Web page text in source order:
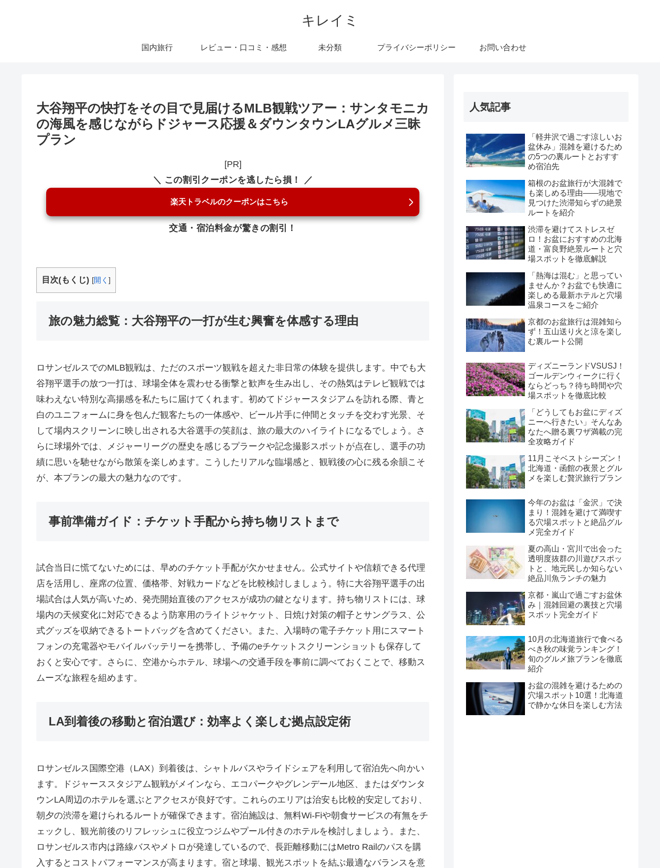
キレイミ
国内旅行 レビュー・口コミ・感想 未分類 プライバシーポリシー お問い合わせ
大谷翔平の快打をその目で見届けるMLB観戦ツアー：サンタモニカ
の海風を感じながらドジャース応援＆ダウンタウンLAグルメ三昧
プラン
[PR]
＼ この割引クーポンを逃したら損！ ／
楽天トラベルのクーポンはこちら
交通・宿泊料金が驚きの割引！
目次(もくじ) [開く ]
旅の魅力総覧：大谷翔平の一打が生む興奮を体感する理由
ロサンゼルスでのMLB観戦は、ただのスポーツ観戦を超えた非日常の体験を提供します。中でも大
谷翔平選手の放つ一打は、球場全体を震わせる衝撃と歓声を生み出し、その熱気はテレビ観戦では
味わえない特別な高揚感を私たちに届けてくれます。初めてドジャースタジアムを訪れる際、青と
白のユニフォームに身を包んだ観客たちの一体感や、ビール片手に仲間とタッチを交わす光景、そ
して場内スクリーンに映し出される大谷選手の笑顔は、旅の最大のハイライトになるでしょう。さ
らに球場外では、メジャーリーグの歴史を感じるプラークや記念撮影スポットが点在し、選手の功
績に思いを馳せながら散策を楽しめます。こうしたリアルな臨場感と、観戦後の心に残る余韻こそ
が、本プランの最大の魅力なのです。
事前準備ガイド：チケット手配から持ち物リストまで
試合当日に慌てないためには、早めのチケット手配が欠かせません。公式サイトや信頼できる代理
店を活用し、座席の位置、価格帯、対戦カードなどを比較検討しましょう。特に大谷翔平選手の出
場試合は人気が高いため、発売開始直後のアクセスが成功の鍵となります。持ち物リストには、球
場内の天候変化に対応できるよう防寒用のライトジャケット、日焼け対策の帽子とサングラス、公
式グッズを収納できるトートバッグを含めてください。また、入場時の電子チケット用にスマート
フォンの充電器やモバイルバッテリーを携帯し、予備のeチケットスクリーンショットも保存して
おくと安心です。さらに、空港からホテル、球場への交通手段を事前に調べておくことで、移動ス
ムーズな旅程を組めます。
LA到着後の移動と宿泊選び：効率よく楽しむ拠点設定術
ロサンゼルス国際空港（LAX）到着後は、シャトルバスやライドシェアを利用して宿泊先へ向かい
ます。ドジャーススタジアム観戦がメインなら、エコパークやグレンデール地区、またはダウンタ
ウンLA周辺のホテルを選ぶとアクセスが良好です。これらのエリアは治安も比較的安定しており、
朝夕の渋滞を避けられるルートが確保できます。宿泊施設は、無料Wi-Fiや朝食サービスの有無をチ
ェックし、観光前後のリフレッシュに役立つジムやプール付きのホテルを検討しましょう。また、
ロサンゼルス市内は路線バスやメトロが発達しているので、長距離移動にはMetro Railのパスを購
入するとコストパフォーマンスが高まります。宿と球場、観光スポットを結ぶ最適なバランスを意
人気記事
「軽井沢で過ごす涼しいお
盆休み」混雑を避けるため
の5つの裏ルートとおすす
め宿泊先
箱根のお盆旅行が大混雑で
も楽しめる理由――現地で
見つけた渋滞知らずの絶景
ルートを紹介
渋滞を避けてストレスゼ
ロ！お盆におすすめの北海
道・富良野絶景ルートと穴
場スポットを徹底解説
「熱海は混む」と思ってい
ませんか？お盆でも快適に
楽しめる最新ホテルと穴場
温泉コースをご紹介
京都のお盆旅行は混雑知ら
ず！五山送り火と涼を楽し
む裏ルート公開
ディズニーランドVSUSJ！
ゴールデンウィークに行く
ならどっち？待ち時間や穴
場スポットを徹底比較
「どうしてもお盆にディズ
ニーへ行きたい」そんなあ
なたへ贈る裏ワザ満載の完
全攻略ガイド
11月こそベストシーズン！
北海道・函館の夜景とグル
メを楽しむ贅沢旅行プラン
今年のお盆は「金沢」で決
まり！混雑を避けて満喫す
る穴場スポットと絶品グル
メ完全ガイド
夏の高山・宮川で出会った
透明度抜群の川遊びスポッ
トと、地元民しか知らない
絶品川魚ランチの魅力
京都・嵐山で過ごすお盆休
み｜混雑回避の裏技と穴場
スポット完全ガイド
10月の北海道旅行で食べる
べき秋の味覚ランキング！
旬のグルメ旅プランを徹底
紹介
お盆の混雑を避けるための
穴場スポット10選！北海道
で静かな休日を楽しむ方法